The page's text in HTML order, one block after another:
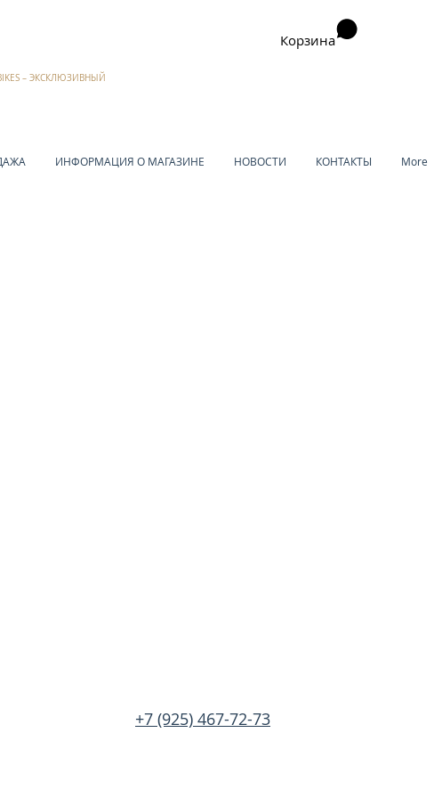
Корзина
– ЭКСКЛЮЗИВНЫЙ
ИНФОРМАЦИЯ О МАГАЗИНЕ НОВОСТИ КОНТАКТЫ More
+7 (925) 467-72-73